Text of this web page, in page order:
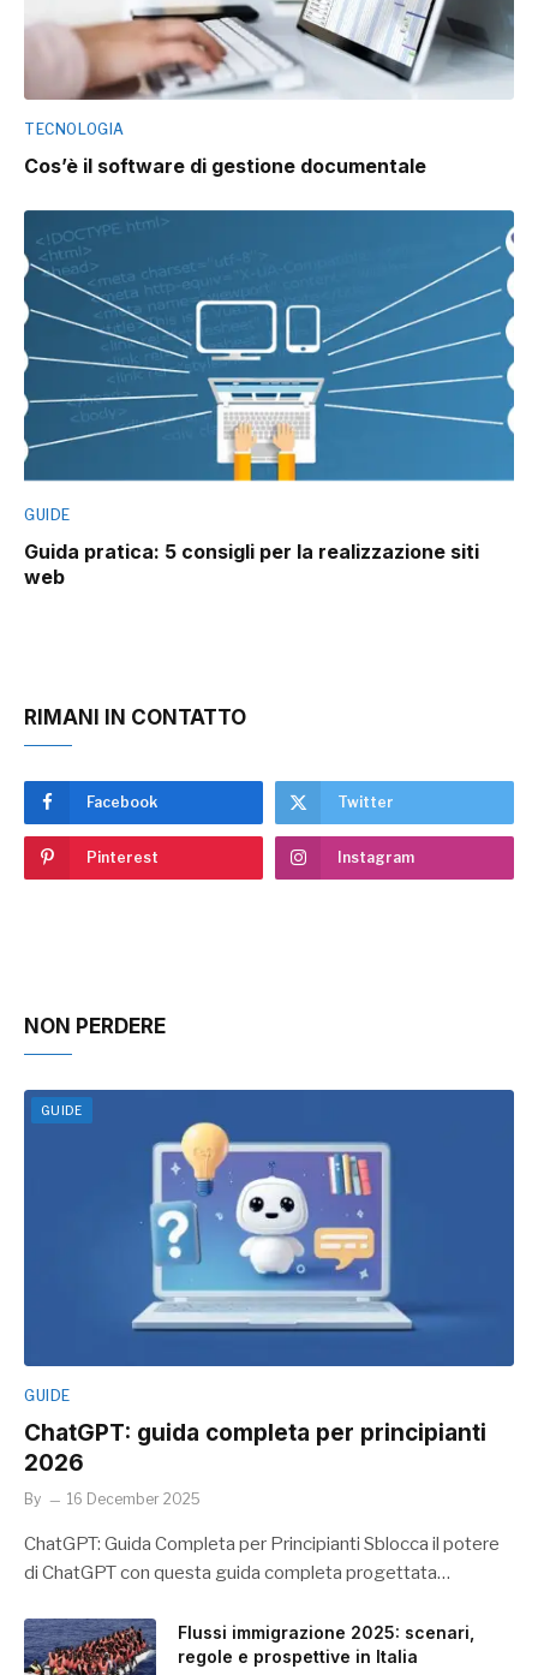
TECNOLOGIA
Cos’è il software di gestione documentale
GUIDE
Guida pratica: 5 consigli per la realizzazione siti
web
RIMANI IN CONTATTO
Facebook Twitter
Pinterest Instagram
NON PERDERE
GUIDE
GUIDE
ChatGPT: guida completa per principianti
2026
By 16 December 2025
ChatGPT: Guida Completa per Principianti Sblocca il potere
di ChatGPT con questa guida completa progettata…
Flussi immigrazione 2025: scenari,
regole e prospettive in Italia